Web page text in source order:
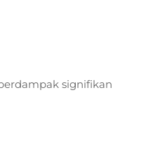
signifikan